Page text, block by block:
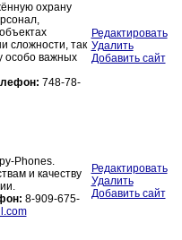
охрану
сложности, так
особо важных
748-78-
Редактировать
Удалить
Добавить сайт
Phones.
и качеству
8-909-675-
Редактировать
Удалить
Добавить сайт